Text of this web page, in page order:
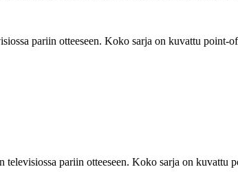
pariin otteeseen. Koko sarja on kuvattu
pariin otteeseen. Koko sarja on